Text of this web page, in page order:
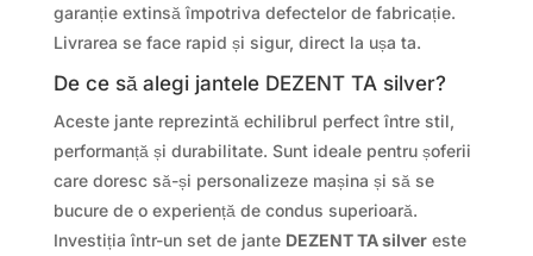
garanție extinsă împotriva defectelor de fabricație.
Livrarea se face rapid și sigur, direct la ușa ta.
De ce să alegi jantele DEZENT TA silver?
Aceste jante reprezintă echilibrul perfect între stil,
performanță și durabilitate. Sunt ideale pentru șoferii
care doresc să-și personalizeze mașina și să se
bucure de o experiență de condus superioară.
Investiția într-un set de jante DEZENT TA silvereste